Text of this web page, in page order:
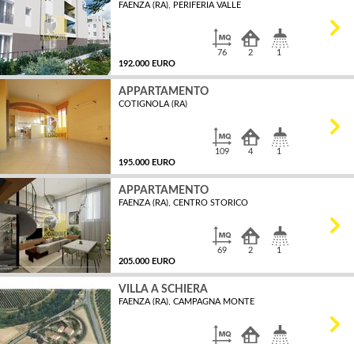
FAENZA (RA), PERIFERIA VALLE
192.000 EURO
76 2 1
APPARTAMENTO
COTIGNOLA (RA)
195.000 EURO
109 4 1
APPARTAMENTO
FAENZA (RA), CENTRO STORICO
205.000 EURO
69 2 1
VILLA A SCHIERA
FAENZA (RA), CAMPAGNA MONTE